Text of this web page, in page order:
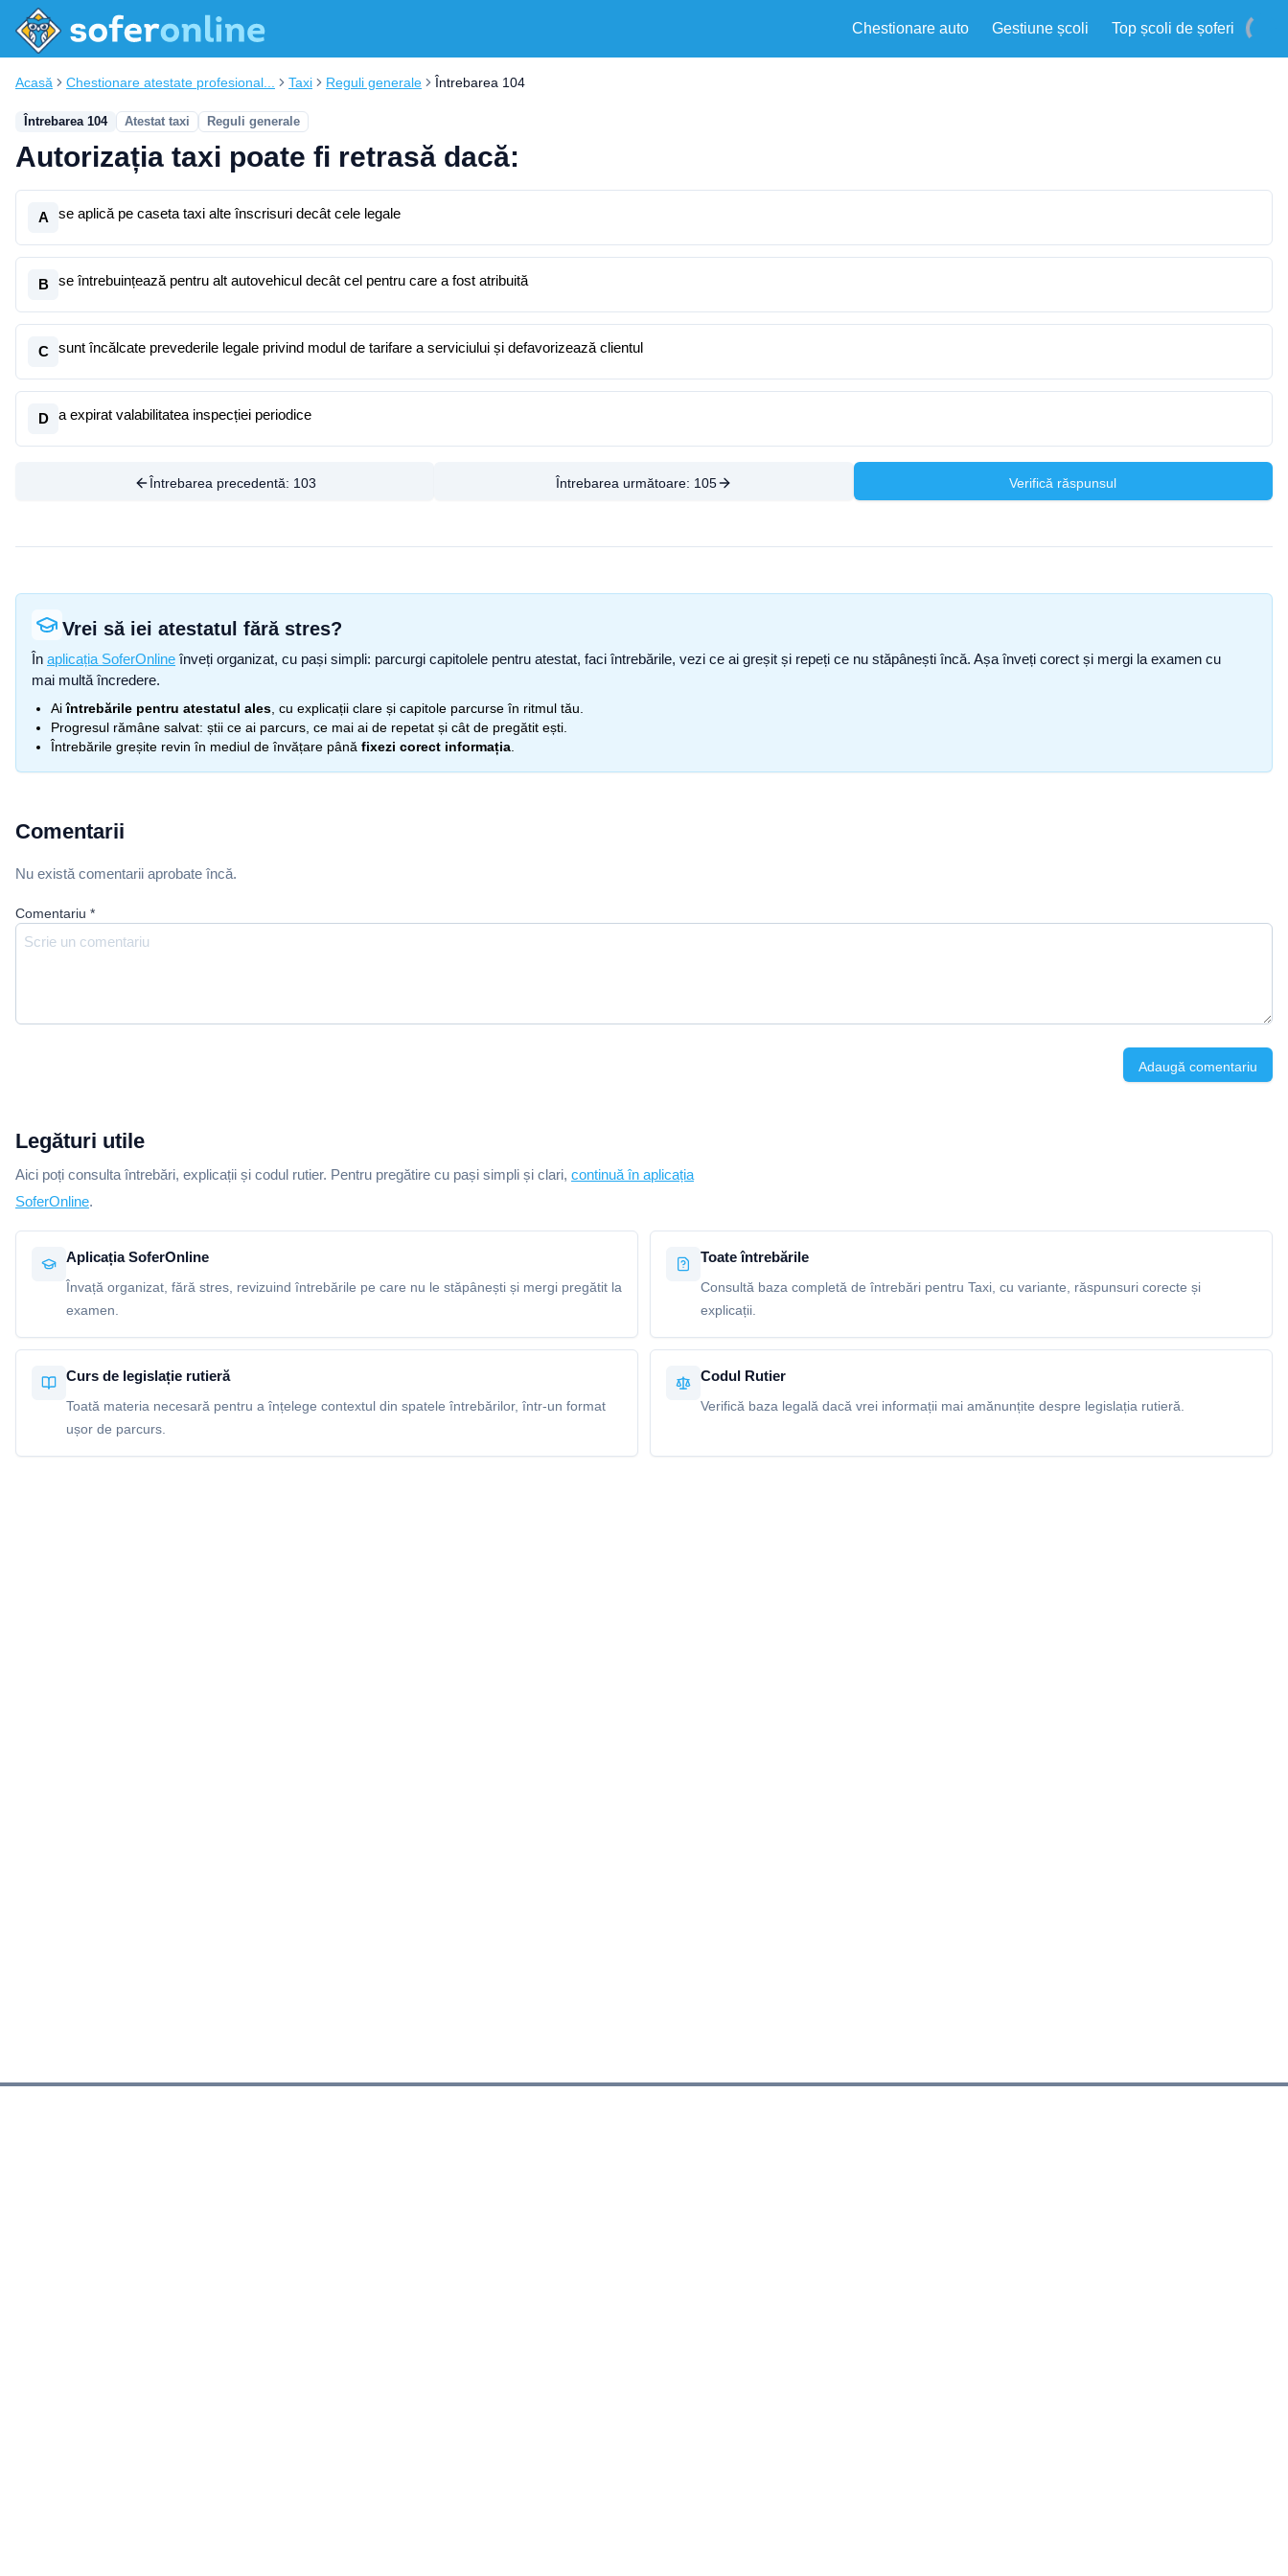
Chestionare auto Gestiune școli Top școli de șoferi
Acasă Chestionare atestate profesional... Taxi Reguli generale Întrebarea 104
Întrebarea 104 Atestat taxi Reguli generale
Autorizația taxi poate fi retrasă dacă:
A se aplică pe caseta taxi alte înscrisuri decât cele legale
B se întrebuințează pentru alt autovehicul decât cel pentru care a fost atribuită
C sunt încălcate prevederile legale privind modul de tarifare a serviciului și defavorizează clientul
D a expirat valabilitatea inspecției periodice
Întrebarea precedentă: 103 Întrebarea următoare: 105 Verifică răspunsul
Vrei să iei atestatul fără stres?
În aplicația SoferOnline înveți organizat, cu pași simpli: parcurgi capitolele pentru atestat, faci întrebările, vezi ce ai greșit și repeți ce nu stăpânești încă. Așa înveți corect și mergi la examen cu
mai multă încredere.
Aiîntrebările pentru atestatul ales , cu explicații clare și capitole parcurse în ritmul tău.
Progresul rămâne salvat: știi ce ai parcurs, ce mai ai de repetat și cât de pregătit ești.
Întrebările greșite revin în mediul de învățare până fixezi corect informația
Comentarii
Nu există comentarii aprobate încă.
Comentariu *
Adaugă comentariu
Legături utile
Aici poți consulta întrebări, explicații și codul rutier. Pentru pregătire cu pași simpli și clari, continuă în aplicația
SoferOnline.
Aplicația SoferOnline
Învață organizat, fără stres, revizuind întrebările pe care nu le stăpânești și mergi pregătit la
examen.
Toate întrebările
Consultă baza completă de întrebări pentru Taxi, cu variante, răspunsuri corecte și
explicații.
Curs de legislație rutieră
Toată materia necesară pentru a înțelege contextul din spatele întrebărilor, într-un format
ușor de parcurs.
Codul Rutier
Verifică baza legală dacă vrei informații mai amănunțite despre legislația rutieră.